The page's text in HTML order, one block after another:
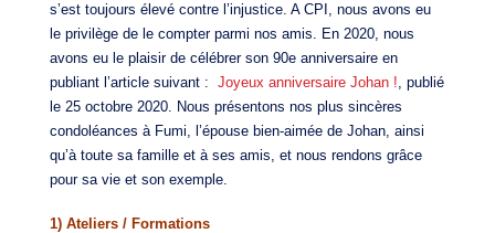
s’est toujours élevé contre l’injustice. A CPI, nous avons eu
le privilège de le compter parmi nos amis. En 2020, nous
avons eu le plaisir de célébrer son 90e anniversaire en
publiant l’article suivant : Joyeux anniversaire Johan !, publié
le 25 octobre 2020. Nous présentons nos plus sincères
condoléances à Fumi, l’épouse bien-aimée de Johan, ainsi
qu’à toute sa famille et à ses amis, et nous rendons grâce
pour sa vie et son exemple.
1) Ateliers / Formations